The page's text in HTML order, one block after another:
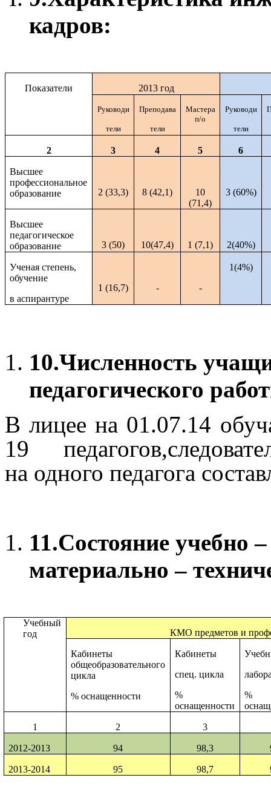
кадров:
Показатели 2013 год
Руководи
тели
Преподава
тели
Мастера
п/о
Руководи
тели
2 3 4 5 6
Высшее
профессиональное
образование
2 (33,3) 8 (42,1)
10
(71,4)
3 (60%)
Высшее
педагогическое
образование
3 (50) 10(47,4) 1 (7,1) 2(40%)
Ученая степень,
обучение
в аспирантуре
1 (16,7) - -
1(4%)
10.Численность
педагогического
В лицее на 01.07.14
19
на одного педагога
11.Состояние учебно
материально –
Учебный
год
КМО предметов и
Кабинеты
общеобразовательного
цикла
% оснащенности
Кабинеты
спец. цикла
%
оснащенности
%
1 2 3
2012-2013 94 98,3
2013-2014 95 98,7